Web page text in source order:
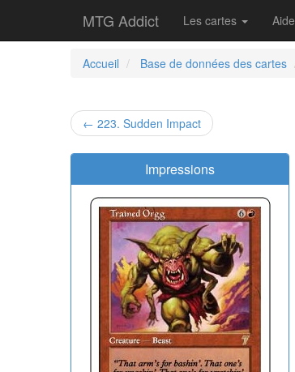
MTG Addict Les cartes Aide
Accueil
Base de données des cartes
← 223. Sudden Impact
Impressions